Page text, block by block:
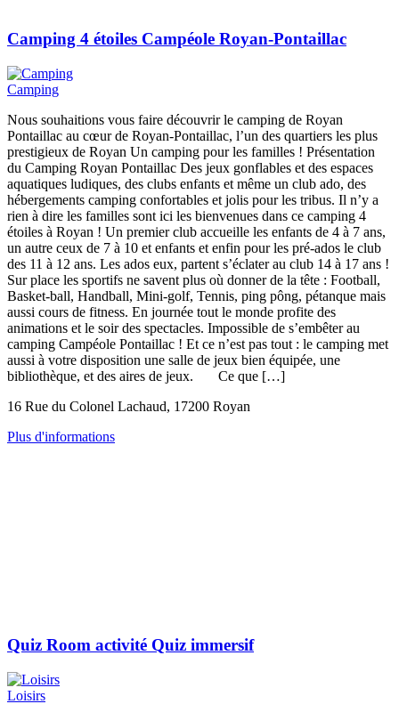
Camping 4 étoiles Campéole Royan-Pontaillac
Camping
Nous souhaitions vous faire découvrir le camping de Royan
Pontaillac au cœur de Royan-Pontaillac, l’un des quartiers les plus
prestigieux de Royan Un camping pour les familles ! Présentation
du Camping Royan Pontaillac Des jeux gonflables et des espaces
aquatiques ludiques, des clubs enfants et même un club ado, des
hébergements camping confortables et jolis pour les tribus. Il n’y a
rien à dire les familles sont ici les bienvenues dans ce camping 4
étoiles à Royan ! Un premier club accueille les enfants de 4 à 7 ans,
un autre ceux de 7 à 10 et enfants et enfin pour les pré-ados le club
des 11 à 12 ans. Les ados eux, partent s’éclater au club 14 à 17 ans !
Sur place les sportifs ne savent plus où donner de la tête : Football,
Basket-ball, Handball, Mini-golf, Tennis, ping pông, pétanque mais
aussi cours de fitness. En journée tout le monde profite des
animations et le soir des spectacles. Impossible de s’embêter au
camping Campéole Pontaillac ! Et ce n’est pas tout : le camping met
aussi à votre disposition une salle de jeux bien équipée, une
bibliothèque, et des aires de jeux. Ce que […]
16 Rue du Colonel Lachaud, 17200 Royan
Plus d'informations
Quiz Room activité Quiz immersif
Loisirs